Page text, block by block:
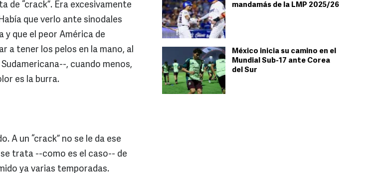
mandamás de la LMP 2025/26
México inicia su camino en el
Mundial Sub-17 ante Corea
del Sur
de “crack”. Era excesivamente
que verlo ante sinodales
y que el peor América de
a tener los pelos en la mano, al
, cuando menos,
es la burra.
A un “crack” no se le da ese
trata --como es el caso-- de
ya varias temporadas.